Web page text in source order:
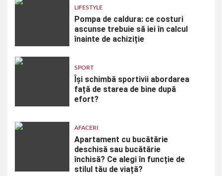
LIFESTYLE
Pompa de caldura: ce costuri
ascunse trebuie să iei în calcul
înainte de achiziție
SPORT
Își schimbă sportivii abordarea
față de starea de bine după
efort?
AFACERI
Apartament cu bucătărie
deschisă sau bucătărie
închisă? Ce alegi în funcție de
stilul tău de viață?